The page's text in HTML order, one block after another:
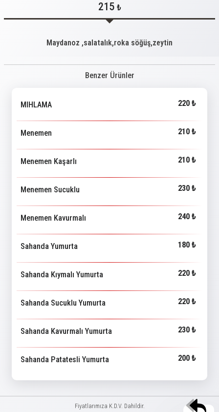
215 ₺
Maydanoz ,salatalık,roka söğüş,zeytin
Benzer Ürünler
MIHLAMA 220 ₺
Menemen 210 ₺
Menemen Kaşarlı 210 ₺
Menemen Sucuklu 230 ₺
Menemen Kavurmalı 240 ₺
Sahanda Yumurta 180 ₺
Sahanda Kıymalı Yumurta 220 ₺
Sahanda Sucuklu Yumurta 220 ₺
Sahanda Kavurmalı Yumurta 230 ₺
Sahanda Patatesli Yumurta 200 ₺
Fiyatlarımıza K.D.V. Dahildir.